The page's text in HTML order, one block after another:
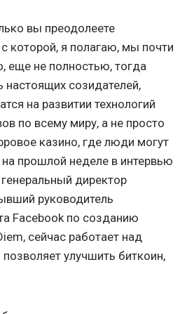
вы преодолеете
которой, я полагаю, мы почти
еще не полностью, тогда
созидателей,
на развитии технологий
по всему миру, а не просто
казино, где люди могут
на прошлой неделе в интервью
директор
руководитель
Facebook по созданию
сейчас работает над
позволяет улучшить биткоин,